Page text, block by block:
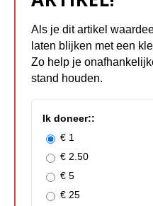
Als je dit artikel
laten blijken met een
Zo help je
stand houden.
Ik doneer::
€ 1
€ 2.50
€ 5
€ 25